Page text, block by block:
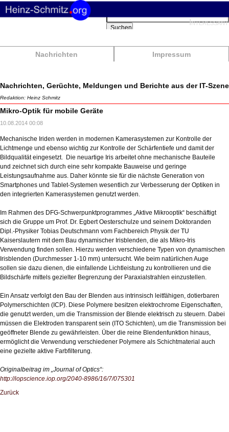
Nachrichten Impressum
Suchbegriffe
Suchen
Nachrichten, Gerüchte, Meldungen und Berichte aus der IT-Szene
Redaktion: Heinz Schmitz
Mikro-Optik für mobile Geräte
10.08.2014 00:08
Mechanische Iriden werden in modernen Kamerasystemen zur Kontrolle der
Lichtmenge und ebenso wichtig zur Kontrolle der Schärfentiefe und damit der
Bildqualität eingesetzt. Die neuartige Iris arbeitet ohne mechanische Bauteile
und zeichnet sich durch eine sehr kompakte Bauweise und geringe
Leistungsaufnahme aus. Daher könnte sie für die nächste Generation von
Smartphones und Tablet-Systemen wesentlich zur Verbesserung der Optiken in
den integrierten Kamerasystemen genutzt werden.
Im Rahmen des DFG-Schwerpunktprogrammes „Aktive Mikrooptik“ beschäftigt
sich die Gruppe um Prof. Dr. Egbert Oesterschulze und seinem Doktoranden
Dipl.-Physiker Tobias Deutschmann vom Fachbereich Physik der TU
Kaiserslautern mit dem Bau dynamischer Irisblenden, die als Mikro-Iris
Verwendung finden sollen. Hierzu werden verschiedene Typen von dynamischen
Irisblenden (Durchmesser 1-10 mm) untersucht. Wie beim natürlichen Auge
sollen sie dazu dienen, die einfallende Lichtleistung zu kontrollieren und die
Bildschärfe mittels gezielter Begrenzung der Paraxialstrahlen einzustellen.
Ein Ansatz verfolgt den Bau der Blenden aus intrinsisch leitfähigen, dotierbaren
Polymerschichten (ICP). Diese Polymere besitzen elektrochrome Eigenschaften,
die genutzt werden, um die Transmission der Blende elektrisch zu steuern. Dabei
müssen die Elektroden transparent sein (ITO Schichten), um die Transmission bei
geöffneter Blende zu gewährleisten. Über die reine Blendenfunktion hinaus,
ermöglicht die Verwendung verschiedener Polymere als Schichtmaterial auch
eine gezielte aktive Farbfilterung.
Originalbeitrag im „Journal of Optics“:
http://iopscience.iop.org/2040-8986/16/7/075301
Zurück